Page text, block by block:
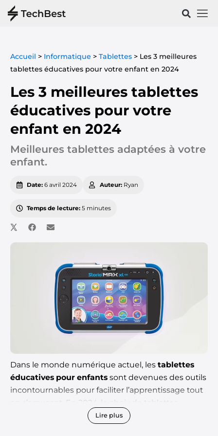
Accueil > Informatique > Tablettes> Les 3 meilleures
tablettes éducatives pour votre enfant en 2024
Les 3 meilleures tablettes
éducatives pour votre
enfant en 2024
Meilleures tablettes adaptées à votre
enfant.
Date:6 avril 2024 Auteur: Ryan
Temps de lecture:5 minutes
Dans le monde numérique actuel, les tablettes
éducatives pour enfants sont devenues des outils
incontournables pour faciliter l’apprentissage tout
en s’amusant. En 2024, le choix de tablettes
conçues spécifiquement pour les besoins et la
Lire plus